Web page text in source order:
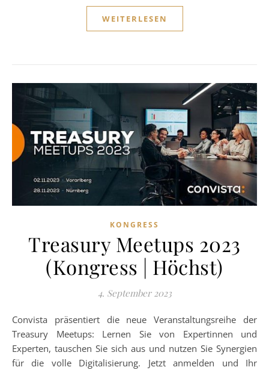
WEITERLESEN
KONGRESS
Treasury Meetups 2023
(Kongress | Höchst)
4. September 2023
Convista präsentiert die neue Veranstaltungsreihe der
Treasury Meetups: Lernen Sie von Expertinnen und
Experten, tauschen Sie sich aus und nutzen Sie Synergien
für die volle Digitalisierung. Jetzt anmelden und Ihr